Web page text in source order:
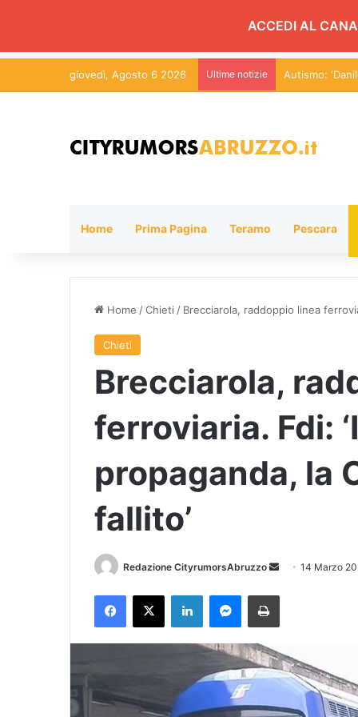
ACCEDI AL
giovedì, Agosto 6 2026 Ultime notizie Ospedale di
Home Prima Pagina Teramo Pescara
Home /Chieti / Brecciarola, raddoppio linea
Chieti
Brecciarola,
ferroviaria. Fdi:
propaganda, la
fallito’
Redazione CityrumorsAbruzzo
i
u
14 Marzo